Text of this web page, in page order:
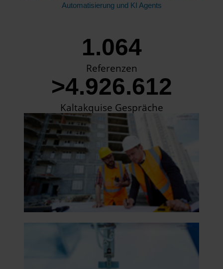
Automatisierung und KI Agents
1.064
Referenzen
>4.926.612
Kaltakquise Gespräche